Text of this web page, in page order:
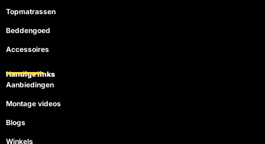
Topmatrassen
Beddengoed
Accessoires
Handige links
Aanbiedingen
Montage videos
Blogs
Winkels